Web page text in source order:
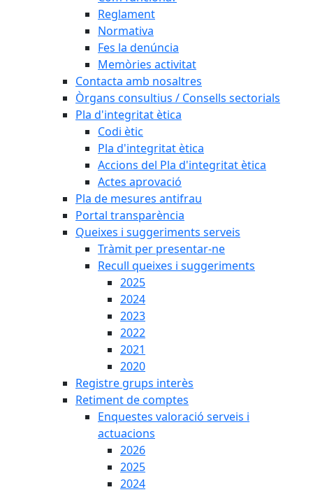
Reglament
Normativa
Fes la denúncia
Memòries activitat
Contacta amb nosaltres
Òrgans consultius / Consells sectorials
Pla d'integritat ètica
Codi ètic
Pla d'integritat ètica
Accions del Pla d'integritat ètica
Actes aprovació
Pla de mesures antifrau
Portal transparència
Queixes i suggeriments serveis
Tràmit per presentar-ne
Recull queixes i suggeriments
2025
2024
2023
2022
2021
2020
Registre grups interès
Retiment de comptes
Enquestes valoració serveis i
actuacions
2026
2025
2024